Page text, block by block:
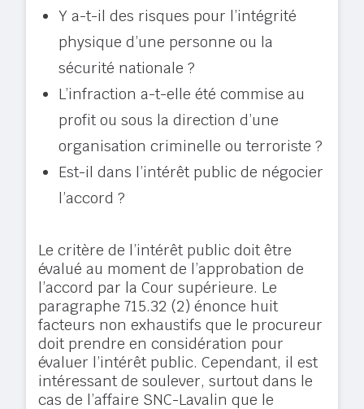
Y a-t-il des risques pour l’intégrité
physique d’une personne ou la
sécurité nationale ?
L’infraction a-t-elle été commise au
profit ou sous la direction d’une
organisation criminelle ou terroriste ?
Est-il dans l’intérêt public de négocier
l’accord ?
Le critère de l’intérêt public doit être
évalué au moment de l’approbation de
l’accord par la Cour supérieure. Le
paragraphe 715.32 (2) énonce huit
facteurs non exhaustifs que le procureur
doit prendre en considération pour
évaluer l’intérêt public. Cependant, il est
intéressant de soulever, surtout dans le
cas de l’affaire SNC-Lavalin que le